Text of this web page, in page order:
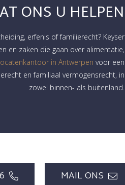
ONS U HELPEN
erfenis of familierecht? Keyser
en zaken die gaan over alimentatie,
in Antwerpen voor een
en familiaal vermogensrecht, in
zowel binnen- als buitenland.
MAIL ONS